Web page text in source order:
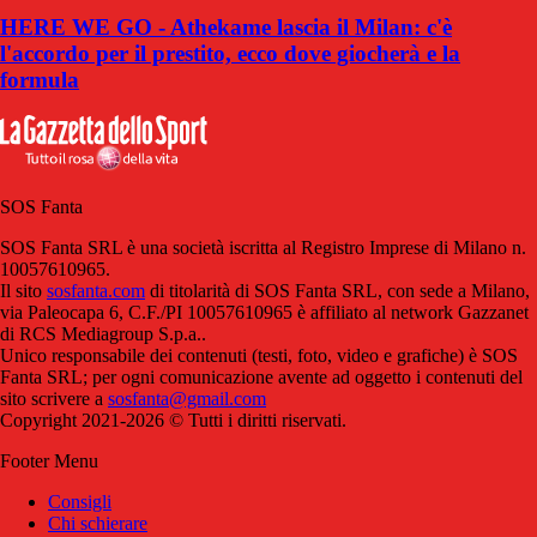
HERE WE GO - Athekame lascia il Milan: c'è
l'accordo per il prestito, ecco dove giocherà e la
formula
SOS Fanta
SOS Fanta SRL è una società iscritta al Registro Imprese di Milano n.
10057610965.
Il sito sosfanta.com di titolarità di SOS Fanta SRL, con sede a Milano,
via Paleocapa 6, C.F./PI 10057610965 è affiliato al network Gazzanet
di RCS Mediagroup S.p.a..
Unico responsabile dei contenuti (testi, foto, video e grafiche) è SOS
Fanta SRL; per ogni comunicazione avente ad oggetto i contenuti del
sito scrivere a sosfanta@gmail.com
Copyright 2021-2026 © Tutti i diritti riservati.
Footer Menu
Consigli
Chi schierare